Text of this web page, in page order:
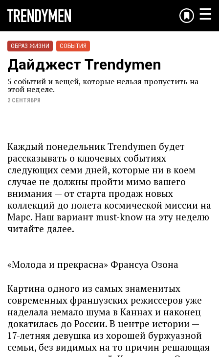
☰
ОБРАЗ ЖИЗНИ СОБЫТИЯ
Дайджест Trendymen
5 событий и вещей, которые нельзя пропустить на
этой неделе.
2 СЕНТЯБРЯ
Каждый понедельник Trendymen будет
рассказывать о ключевых событиях
следующих семи дней, которые ни в коем
случае не должны пройти мимо вашего
внимания — от старта продаж новых
коллекций до полета космической миссии на
Марс. Наш вариант must-know на эту неделю
читайте далее.
«Молода и прекрасна» Франсуа Озона
Картина одного из самых знаменитых
современных французских режиссеров уже
наделала немало шума в Каннах и наконец
докатилась до России. В центре истории —
17-летняя девушка из хорошей буржуазной
семьи, без видимых на то причин решающая